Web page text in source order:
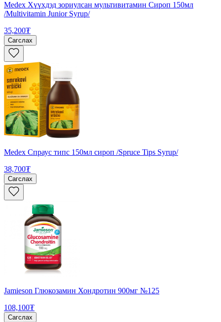
Medex Хүүхдэд зориулсан мультивитамин Сироп 150мл
/Multivitamin Junior Syrup/
35,200₮
Сагслах
Medex Спраус типс 150мл сироп /Spruce Tips Syrup/
38,700₮
Сагслах
Jamieson Глюкозамин Хондротин 900мг №125
108,100₮
Сагслах